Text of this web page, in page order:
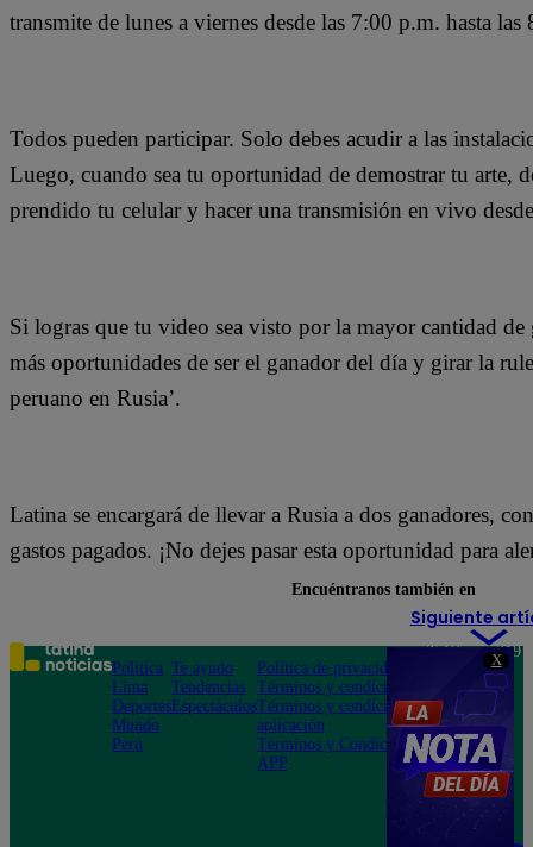
X
transmite de lunes a viernes desde las 7:00 p.m. hasta
Todos pueden participar. Solo debes acudir a las
Luego, cuando sea tu oportunidad de demostrar tu arte,
prendido tu celular y hacer una transmisión en vivo
Si logras que tu video sea visto por la mayor cantidad de
más oportunidades de ser el ganador del día y girar la
peruano en Rusia’.
Latina se encargará de llevar a Rusia a dos ganadores,
gastos pagados. ¡No dejes pasar esta oportunidad para
Siguiente
Encuéntranos también en
Política
Lima
Deportes
Mundo
Perú
Te ayudo
Tendencias
Espectáculos
Política de privacidad
Términos y condiciones
Términos y condiciones
aplicación
Términos y Condiciones
APP
Teléfono: 219
Av. San
Felipe 968
Jesús María